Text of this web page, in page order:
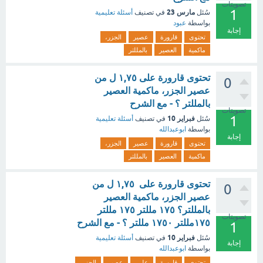
تصويتات
1
إجابة
سُئل مارس 23 في تصنيف أسئلة تعليمية
بواسطة عبود
تحتوى قارورة عصير
الجزر،
ماكمية
العصير بالمللتر
0
تصويتات
1
إجابة
تحتوى قارورة على ١,٧٥ ل من
عصير الجزر، ماكمية العصير
بالمللتر ؟ - مع الشرح
سُئل فبراير 10 في تصنيف أسئلة تعليمية
بواسطة ابوعبدالله
تحتوى قارورة عصير
الجزر،
ماكمية
العصير بالمللتر
0
تصويتات
1
إجابة
تحتوى قارورة على ١,٧٥ ل من
عصير الجزر، ماكمية العصير
بالمللتر؟ ١٧٥ مللتر ١٧٥ مللتر
١٧٥مللتر ١٧٥٠ مللتر ؟ - مع الشرح
سُئل فبراير 10 في تصنيف أسئلة تعليمية
بواسطة ابوعبدالله